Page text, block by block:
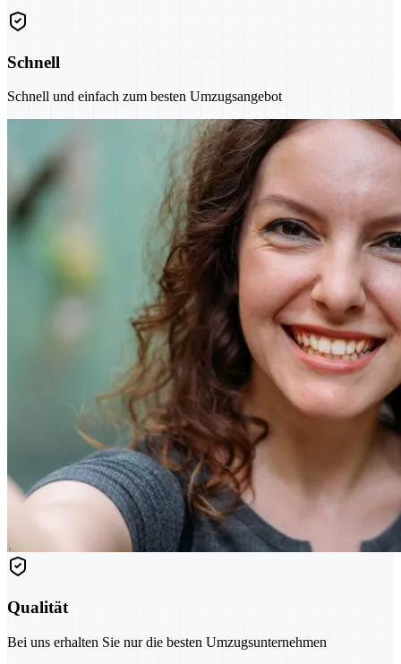
Schnell
Schnell und einfach zum besten Umzugsangebot
Qualität
Bei uns erhalten Sie nur die besten Umzugsunternehmen